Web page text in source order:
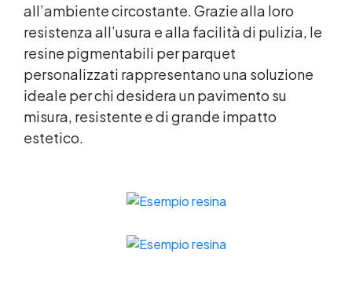
all’ambiente circostante. Grazie alla loro
resistenza all’usura e alla facilità di pulizia, le
resine pigmentabili per parquet
personalizzati rappresentano una soluzione
ideale per chi desidera un pavimento su
misura, resistente e di grande impatto
estetico.